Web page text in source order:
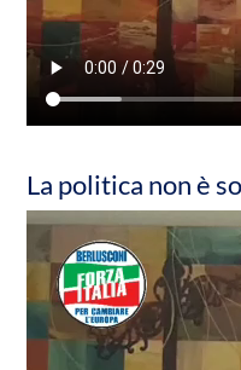
La politica non è